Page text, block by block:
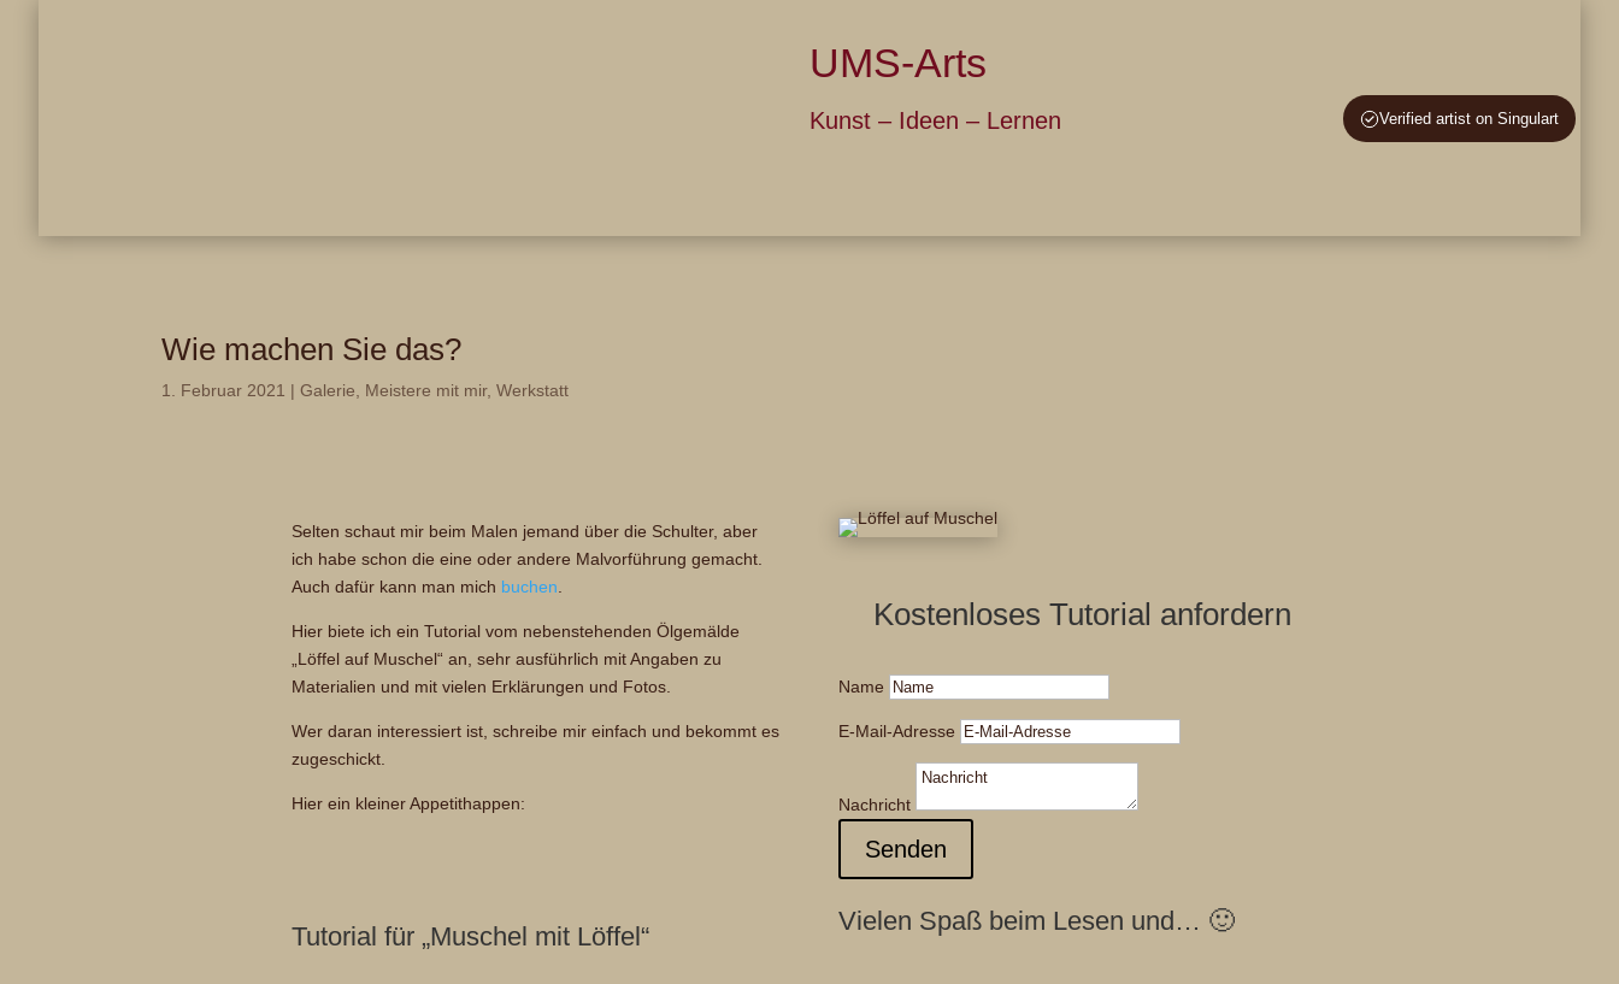
UMS-Arts
Kunst – Ideen – Lernen Verified artist on Singulart
Wie machen Sie das?
1. Februar 2021 |Galerie Meistere mit mir,Werkstatt
Selten schaut mir beim Malen jemand über die Schulter, aber
ich habe schon die eine oder andere Malvorführung gemacht.
Auch dafür kann man mich buchen
Hier biete ich ein Tutorial vom nebenstehenden Ölgemälde
„Löffel auf Muschel“ an, sehr ausführlich mit Angaben zu
Materialien und mit vielen Erklärungen und Fotos.
Wer daran interessiert ist, schreibe mir einfach und bekommt es
zugeschickt.
Hier ein kleiner Appetithappen:
Tutorial für „Muschel mit Löffel“
Kostenloses Tutorial anfordern
Name
E-Mail-Adresse
Nachricht
Senden
Vielen Spaß beim Lesen und… 🙂